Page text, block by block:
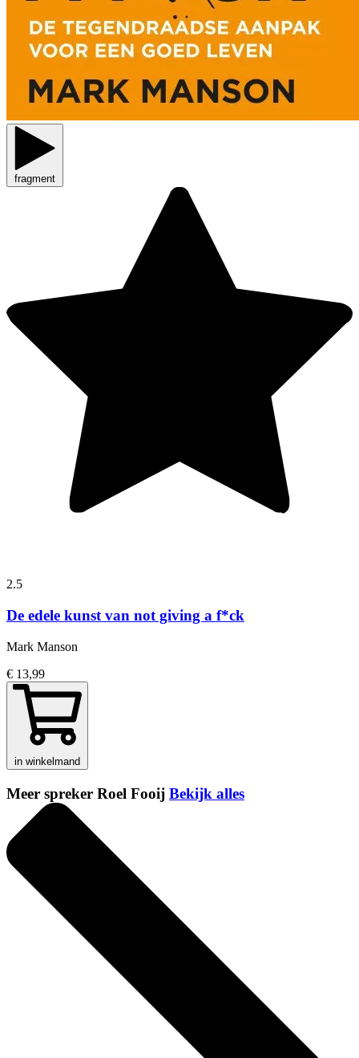
fragment
2.5
De edele kunst van not giving a f*ck
Mark Manson
€ 13,99
in winkelmand
Meer spreker Roel Fooij Bekijk alles